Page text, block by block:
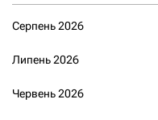
Серпень 2026
Липень 2026
Червень 2026